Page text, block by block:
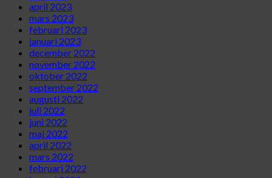
april 2023
mars 2023
februari 2023
januari 2023
december 2022
november 2022
oktober 2022
september 2022
augusti 2022
juli 2022
juni 2022
maj 2022
april 2022
mars 2022
februari 2022